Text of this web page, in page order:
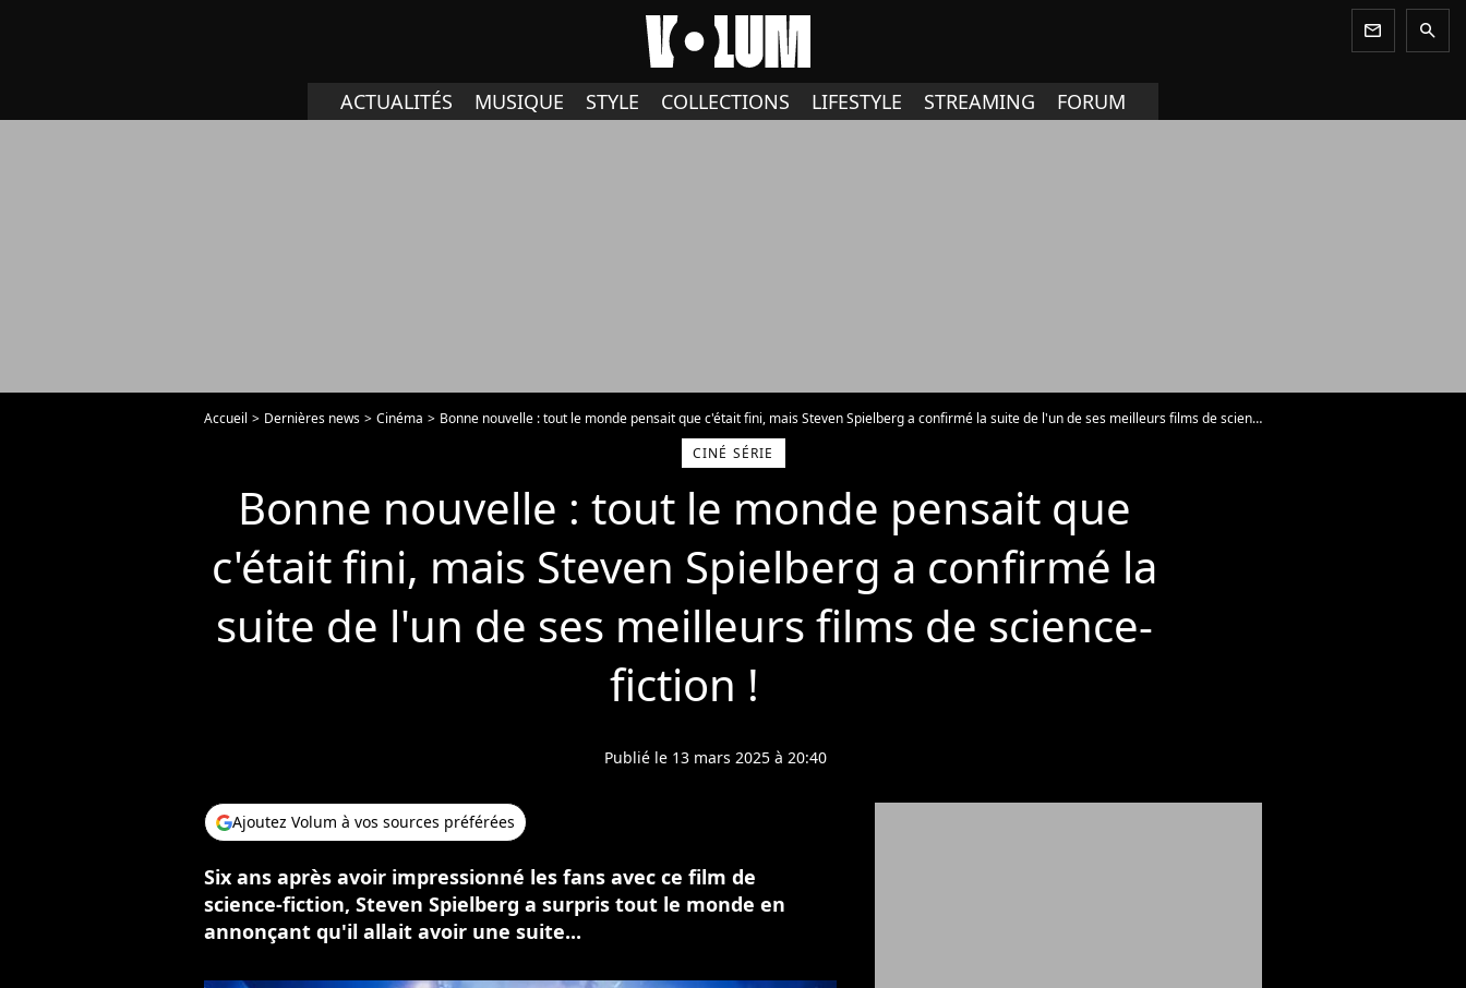
newsletter search
ACTUALITÉS MUSIQUE STYLE COLLECTIONS LIFESTYLE STREAMING FORUM
Accueil Dernières news Cinéma
Bonne nouvelle : tout le monde pensait que c'était fini, mais Steven Spielberg a confirmé la suite de l'un de ses meilleurs films de science-fiction !
CINÉ SÉRIE
Bonne nouvelle : tout le monde pensait que
c'était fini, mais Steven Spielberg a confirmé la
suite de l'un de ses meilleurs films de science-
fiction !
Publié le 13 mars 2025 à 20:40
Ajoutez Volum à vos sources préférées
Six ans après avoir impressionné les fans avec ce film de
science-fiction, Steven Spielberg a surpris tout le monde en
annonçant qu'il allait avoir une suite...